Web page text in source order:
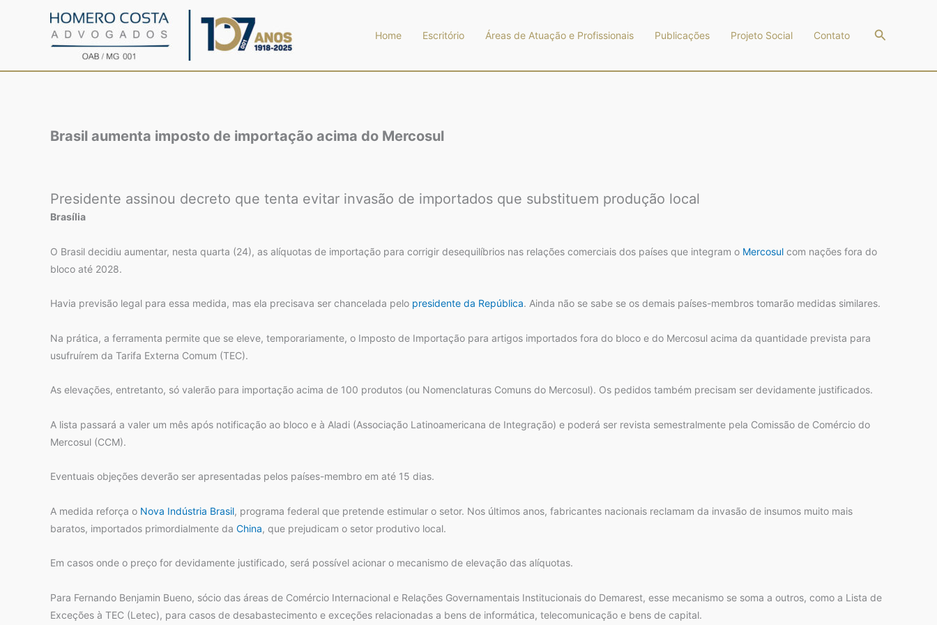
Home Escritório Áreas de Atuação e Profissionais Publicações Projeto Social Contato Pesquisar
Brasil aumenta imposto de importação acima do Mercosul
Presidente assinou decreto que tenta evitar invasão de importados que substituem produção local
Brasília
O Brasil decidiu aumentar, nesta quarta (24), as alíquotas de importação para corrigir desequilíbrios nas relações comerciais dos países que integram o Mercosul com nações fora do
bloco até 2028.
Havia previsão legal para essa medida, mas ela precisava ser chancelada pelo presidente da República. Ainda não se sabe se os demais países-membros tomarão medidas similares.
Na prática, a ferramenta permite que se eleve, temporariamente, o Imposto de Importação para artigos importados fora do bloco e do Mercosul acima da quantidade prevista para
usufruírem da Tarifa Externa Comum (TEC).
As elevações, entretanto, só valerão para importação acima de 100 produtos (ou Nomenclaturas Comuns do Mercosul). Os pedidos também precisam ser devidamente justificados.
A lista passará a valer um mês após notificação ao bloco e à Aladi (Associação Latinoamericana de Integração) e poderá ser revista semestralmente pela Comissão de Comércio do
Mercosul (CCM).
Eventuais objeções deverão ser apresentadas pelos países-membro em até 15 dias.
A medida reforça o Nova Indústria Brasil, programa federal que pretende estimular o setor. Nos últimos anos, fabricantes nacionais reclamam da invasão de insumos muito mais
baratos, importados primordialmente da China, que prejudicam o setor produtivo local.
Em casos onde o preço for devidamente justificado, será possível acionar o mecanismo de elevação das alíquotas.
Para Fernando Benjamin Bueno, sócio das áreas de Comércio Internacional e Relações Governamentais Institucionais do Demarest, esse mecanismo se soma a outros, como a Lista de
Exceções à TEC (Letec), para casos de desabastecimento e exceções relacionadas a bens de informática, telecomunicação e bens de capital.